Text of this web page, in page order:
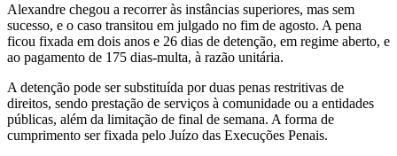
Alexandre chegou a recorrer às instâncias superiores, mas sem
sucesso, e o caso transitou em julgado no fim de agosto. A pena
ficou fixada em dois anos e 26 dias de detenção, em regime aberto, e
ao pagamento de 175 dias-multa, à razão unitária.
A detenção pode ser substituída por duas penas restritivas de
direitos, sendo prestação de serviços à comunidade ou a entidades
públicas, além da limitação de final de semana. A forma de
cumprimento ser fixada pelo Juízo das Execuções Penais.